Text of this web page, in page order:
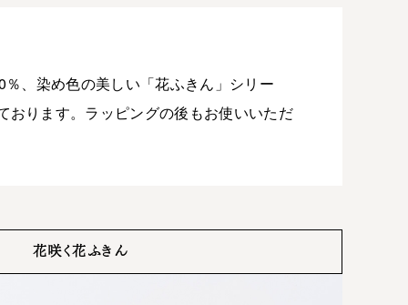
、染め色の美しい「花ふきん」シリー
おります。ラッピングの後もお使いいただ
花咲く花ふきん